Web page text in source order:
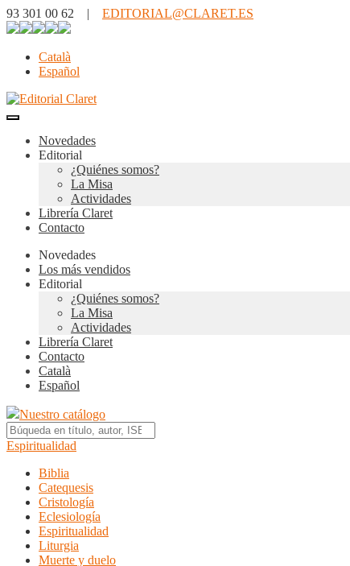
93 301 00 62 | EDITORIAL@CLARET.ES
Català
Español
Novedades
Editorial
¿Quiénes somos?
La Misa
Actividades
Librería Claret
Contacto
Novedades
Los más vendidos
Editorial
¿Quiénes somos?
La Misa
Actividades
Librería Claret
Contacto
Català
Español
Nuestro catálogo
Espiritualidad
Biblia
Catequesis
Cristología
Eclesiología
Espiritualidad
Liturgia
Muerte y duelo